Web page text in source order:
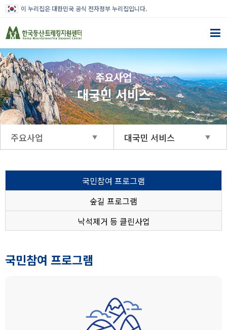
이 누리집은 대한민국 공식 전자정부 누리집입니다.
주요사업
대국민 서비스
주요사업 대국민 서비스
국민참여 프로그램
숲길 프로그램
낙석제거 등 클린사업
국민참여 프로그램